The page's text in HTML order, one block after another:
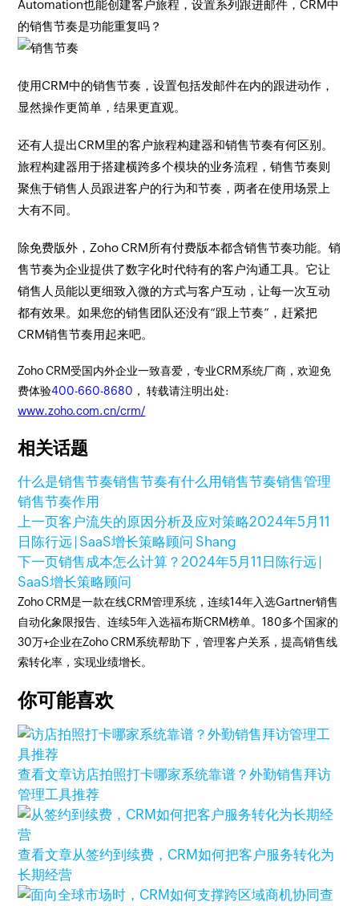
Automation也能创建客户旅程，设置系列跟进邮件，CRM中
的销售节奏是功能重复吗？
使用CRM中的销售节奏，设置包括发邮件在内的跟进动作，
显然操作更简单，结果更直观。
还有人提出CRM里的客户旅程构建器和销售节奏有何区别。
旅程构建器用于搭建横跨多个模块的业务流程，销售节奏则
聚焦于销售人员跟进客户的行为和节奏，两者在使用场景上
大有不同。
除免费版外，Zoho CRM所有付费版本都含销售节奏功能。销
售节奏为企业提供了数字化时代特有的客户沟通工具。它让
销售人员能以更细致入微的方式与客户互动，让每一次互动
都有效果。如果您的销售团队还没有“跟上节奏”，赶紧把
CRM销售节奏用起来吧。
Zoho CRM受国内外企业一致喜爱，专业CRM系统厂商，欢迎免
费体验400-660-8680 ， 转载请注明出处:
www.zoho.com.cn/crm/
相关话题
什么是销售节奏销售节奏有什么用销售节奏销售管理
销售节奏作用
上一页客户流失的原因分析及应对策略2024年5月11
日 陈行远 | SaaS增长策略顾问 Shang
下一页销售成本怎么计算？2024年5月11日 陈行远 |
SaaS增长策略顾问
Zoho CRM是一款在线CRM管理系统，连续14年入选Gartner销售
自动化象限报告、连续5年入选福布斯CRM榜单。180多个国家的
30万+企业在Zoho CRM系统帮助下，管理客户关系，提高销售线
索转化率，实现业绩增长。
你可能喜欢
查看文章访店拍照打卡哪家系统靠谱？外勤销售拜访
管理工具推荐
查看文章从签约到续费，CRM如何把客户服务转化为
长期经营
查